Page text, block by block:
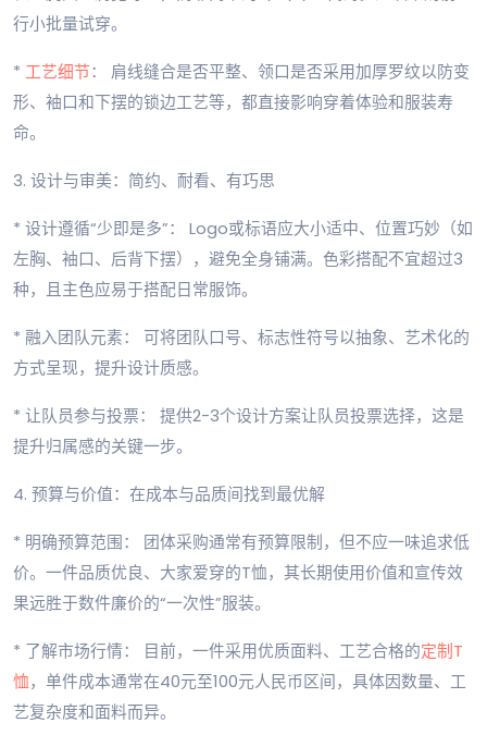
行小批量试穿。
* 工艺细节： 肩线缝合是否平整、领口是否采用加厚罗纹以防变
形、袖口和下摆的锁边工艺等，都直接影响穿着体验和服装寿
命。
3. 设计与审美：简约、耐看、有巧思
* 设计遵循“少即是多”： Logo或标语应大小适中、位置巧妙（如
左胸、袖口、后背下摆），避免全身铺满。色彩搭配不宜超过3
种，且主色应易于搭配日常服饰。
* 融入团队元素： 可将团队口号、标志性符号以抽象、艺术化的
方式呈现，提升设计质感。
* 让队员参与投票： 提供2-3个设计方案让队员投票选择，这是
提升归属感的关键一步。
4. 预算与价值：在成本与品质间找到最优解
* 明确预算范围： 团体采购通常有预算限制，但不应一味追求低
价。一件品质优良、大家爱穿的T恤，其长期使用价值和宣传效
果远胜于数件廉价的“一次性”服装。
* 了解市场行情： 目前，一件采用优质面料、工艺合格的定制T
恤，单件成本通常在40元至100元人民币区间，具体因数量、工
艺复杂度和面料而异。